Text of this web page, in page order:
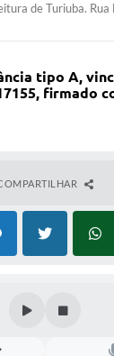
de Turiuba. Rua
tipo A,
firmado